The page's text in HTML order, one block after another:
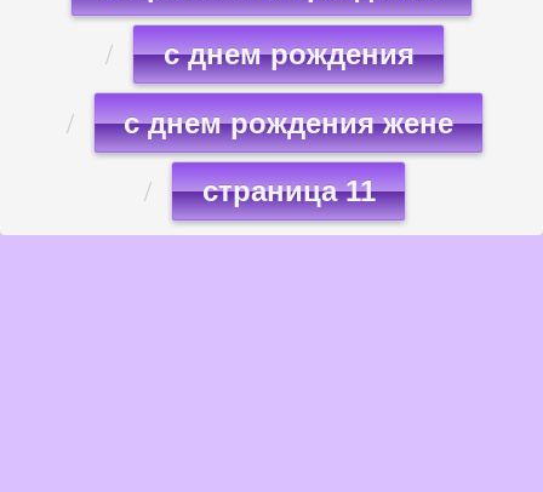
с днем рождения
с днем рождения жене
страница 11